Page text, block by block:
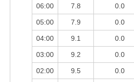
06:00 7.8 0.0
05:00 7.9 0.0
04:00 9.1 0.0
03:00 9.2 0.0
02:00 9.5 0.0